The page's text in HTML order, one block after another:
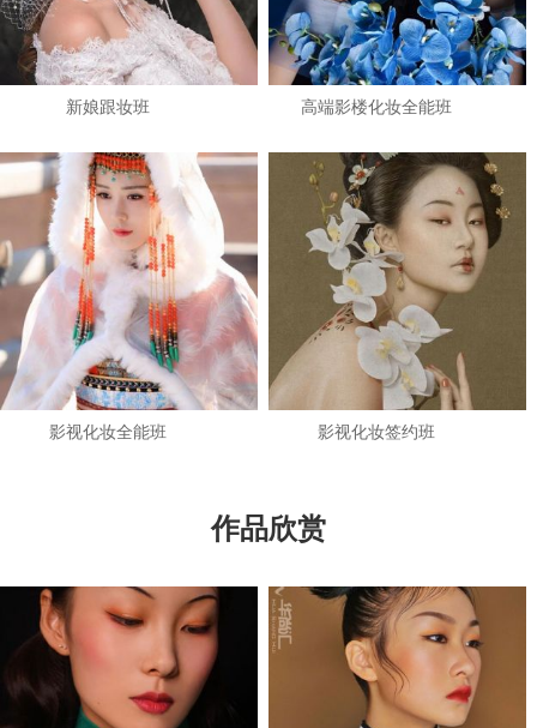
新娘跟妆班 高端影楼化妆全能班
影视化妆全能班 影视化妆签约班
作品欣赏